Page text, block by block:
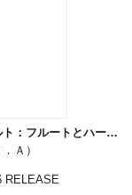
モーツァルト：フルートとハープのための協奏曲ほか
Ａ）
RELEASE